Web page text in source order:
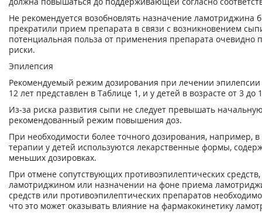
Не рекомендуется возобновлять назначение ламотриджина
прекратили прием препарата в связи с возникновением
потенциальная польза от применения препарата
риски.
Эпилепсия
Рекомендуемый режим дозирования при лечении эпилепсии
12 лет представлен в Таблице 1, и у детей в возрасте от 3 до
Из-за риска развития сыпи не следует превышать
рекомендованный режим повышения доз.
При необходимости более точного дозирования, например, в
терапии у детей используются лекарственные формы,
меньших дозировках.
При отмене сопутствующих противоэпилептических
ламотриджином или назначении на фоне приема
средств или противоэпилептических препаратов
что это может оказывать влияние на фармакокинетику